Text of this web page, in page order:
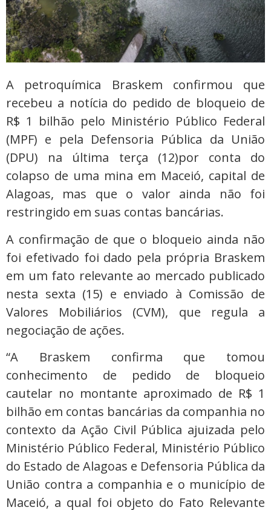
A petroquímica Braskem confirmou que
recebeu a notícia do pedido de bloqueio de
R$ 1 bilhão pelo Ministério Público Federal
(MPF) e pela Defensoria Pública da União
(DPU) na última terça (12)por conta do
colapso de uma mina em Maceió, capital de
Alagoas, mas que o valor ainda não foi
restringido em suas contas bancárias.
A confirmação de que o bloqueio ainda não
foi efetivado foi dado pela própria Braskem
em um fato relevante ao mercado publicado
nesta sexta (15) e enviado à Comissão de
Valores Mobiliários (CVM), que regula a
negociação de ações.
“A Braskem confirma que tomou
conhecimento de pedido de bloqueio
cautelar no montante aproximado de R$ 1
bilhão em contas bancárias da companhia no
contexto da Ação Civil Pública ajuizada pelo
Ministério Público Federal, Ministério Público
do Estado de Alagoas e Defensoria Pública da
União contra a companhia e o município de
Maceió, a qual foi objeto do Fato Relevante